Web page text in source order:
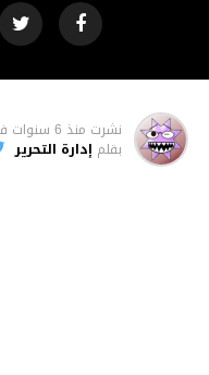
نشرت منذ 6 سنوات
بقلم إدارة التحرير